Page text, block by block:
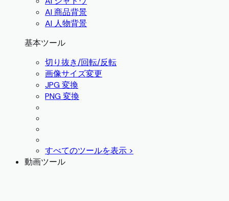
AI 商品背景
AI 人物背景
基本ツール
切り抜き/回転/反転
画像サイズ変更
JPG 変換
PNG 変換
すべてのツールを表示 >
動画ツール